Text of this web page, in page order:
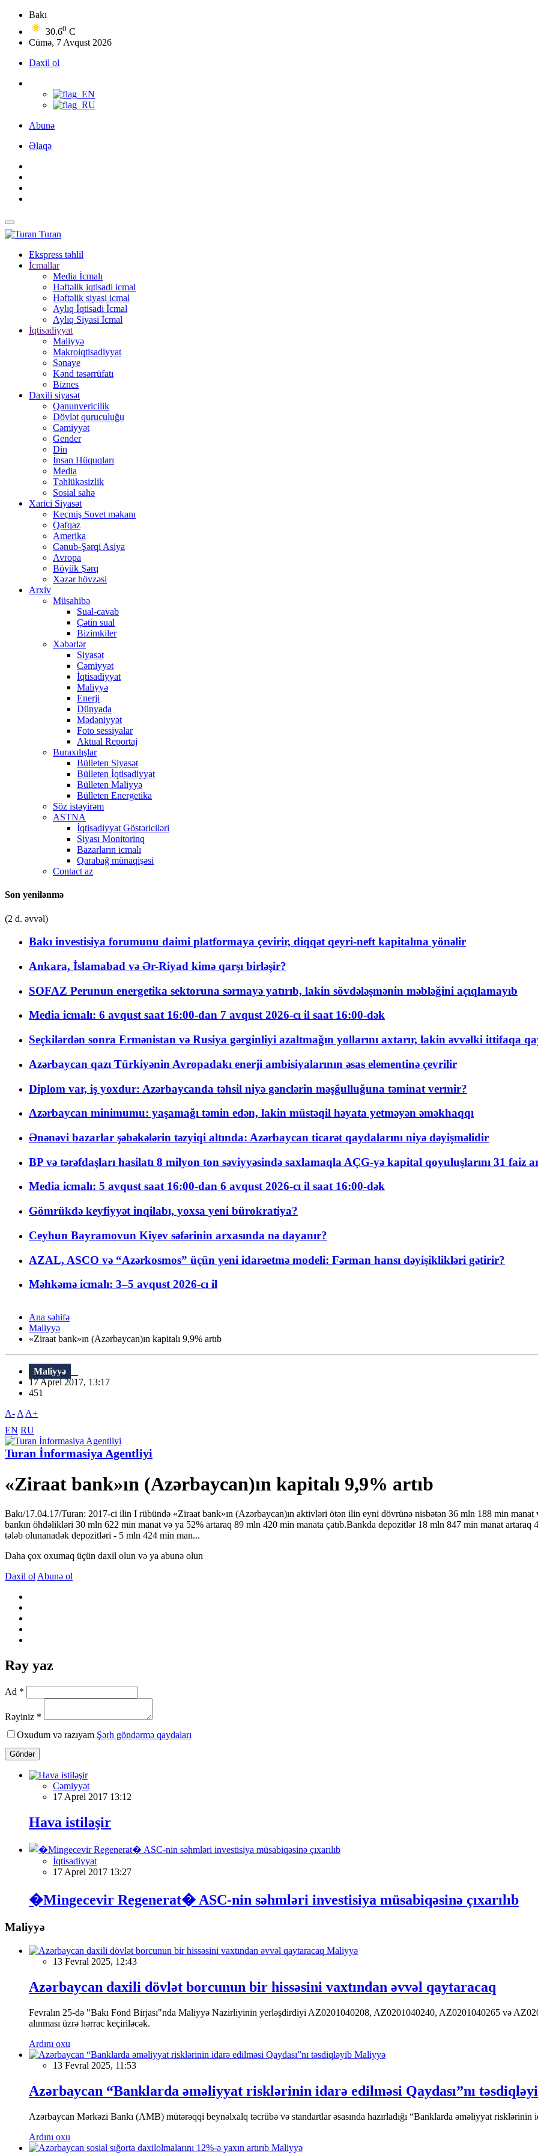
Bakı
30.60 C
Cümə, 7 Avqust 2026
Daxil ol
Abunə
Əlaqə
Turan
Ekspress təhlil
İcmallar
Media İcmalı
Həftəlik iqtisadi icmal
Həftəlik siyasi icmal
Aylıq İqtisadi İcmal
Aylıq Siyasi İcmal
İqtisadiyyat
Maliyyə
Makroiqtisadiyyat
Sənaye
Kənd təsərrüfatı
Biznes
Daxili siyasət
Qanunvericilik
Dövlət quruculuğu
Cəmiyyət
Gender
Din
İnsan Hüquqları
Media
Təhlükəsizlik
Sosial sahə
Xarici Siyasət
Keçmiş Sovet məkanı
Qafqaz
Amerika
Cənub-Şərqi Asiya
Avropa
Böyük Şərq
Xəzər hövzəsi
Arxiv
Müsahibə
Sual-cavab
Çətin sual
Bizimkiler
Xəbərlər
Siyasət
Cəmiyyət
İqtisadiyyat
Maliyyə
Enerji
Dünyada
Mədəniyyət
Foto sessiyalar
Aktual Reportaj
Buraxılışlar
Bülleten Siyasət
Bülleten İqtisadiyyat
Bülleten Maliyyə
Bülleten Energetika
Söz istəyirəm
ASTNA
İqtisadiyyat Göstəriciləri
Siyası Monitorinq
Bazarların icmalı
Qarabağ münaqişəsi
Contact az
Son yenilənmə
(2 d. əvvəl)
Bakı investisiya forumunu daimi platformaya çevirir, diqqət qeyri-neft kapitalına yönəlir
Ankara, İslamabad və Ər-Riyad kimə qarşı birləşir?
SOFAZ Perunun energetika sektoruna sərmayə yatırıb, lakin sövdələşmənin məbləğini açıqlamayıb
Media icmalı: 6 avqust saat 16:00-dan 7 avqust 2026-cı il saat 16:00-dək
Seçkilərdən sonra Ermənistan və Rusiya gərginliyi azaltmağın yollarını axtarır, lakin əvvəlki ittifaqa
Azərbaycan qazı Türkiyənin Avropadakı enerji ambisiyalarının əsas elementinə çevrilir
Diplom var, iş yoxdur: Azərbaycanda təhsil niyə gənclərin məşğulluğuna təminat vermir?
Azərbaycan minimumu: yaşamağı təmin edən, lakin müstəqil həyata yetməyən əməkhaqqı
Ənənəvi bazarlar şəbəkələrin təzyiqi altında: Azərbaycan ticarət qaydalarını niyə dəyişməlidir
BP və tərəfdaşları hasilatı 8 milyon ton səviyyəsində saxlamaqla AÇG-yə kapital qoyuluşlarını 31 faiz
Media icmalı: 5 avqust saat 16:00-dan 6 avqust 2026-cı il saat 16:00-dək
Gömrükdə keyfiyyət inqilabı, yoxsa yeni bürokratiya?
Ceyhun Bayramovun Kiyev səfərinin arxasında nə dayanır?
AZAL, ASCO və “Azərkosmos” üçün yeni idarəetmə modeli: Fərman hansı dəyişiklikləri gətirir?
Məhkəmə icmalı: 3–5 avqust 2026-cı il
Ana səhifə
Maliyyə
«Ziraat bank»ın (Azərbaycan)ın kapitalı 9,9% artıb
Maliyyə
17 Aprel 2017, 13:17
451
A- A A+
EN RU
Turan İnformasiya Agentliyi
«Ziraat bank»ın (Azərbaycan)ın kapitalı 9,9% artıb
Bakı/17.04.17/Turan: 2017-ci ilin I rübündə «Ziraat bank»ın (Azərbaycan)ın aktivləri ötən ilin eyni dövrünə nisbətən 36 mln 188 min
bankın öhdəlikləri 30 mln 622 min manat və ya 52% artaraq 89 mln 420 min manata çatıb.Bankda depozitlər 18 mln 847 min manat
tələb olunanadək depozitləri - 5 mln 424 min man...
Daha çox oxumaq üçün daxil olun və ya abunə olun
Daxil ol Abunə ol
Rəy yaz
Ad *
Rəyiniz *
Oxudum və razıyam Şərh göndərmə qaydaları
Göndər
Cəmiyyət
17 Aprel 2017 13:12
Hava istiləşir
İqtisadiyyat
17 Aprel 2017 13:27
�Mingecevir Regenerat� ASC-nin səhmləri investisiya müsabiqəsinə çıxarılıb
Maliyyə
Maliyyə
13 Fevral 2025, 12:43
Azərbaycan daxili dövlət borcunun bir hissəsini vaxtından əvvəl qaytaracaq
Fevralın 25-də "Bakı Fond Birjası"nda Maliyyə Nazirliyinin yerləşdirdiyi AZ0201040208, AZ0201040240, AZ0201040265 və
alınması üzrə hərrac keçiriləcək.
Ardını oxu
Maliyyə
13 Fevral 2025, 11:53
Azərbaycan “Banklarda əməliyyat risklərinin idarə edilməsi Qaydası”nı
Azərbaycan Mərkəzi Bankı (AMB) mütərəqqi beynəlxalq təcrübə və standartlar əsasında hazırladığı “Banklarda əməliyyat risklərinin
Ardını oxu
Maliyyə